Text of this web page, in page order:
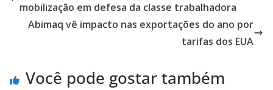
mobilização em defesa da classe trabalhadora
Abimaq vê impacto nas exportações do ano por
tarifas dos EUA
Você pode gostar também